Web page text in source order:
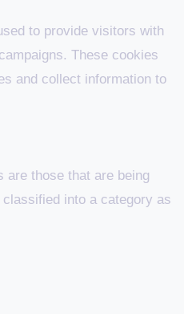
to provide visitors with
These cookies
and collect information to
are those that are being
into a category as